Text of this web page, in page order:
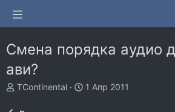
Смена порядка аудио
ави?
А
т
TContinental
Д1 Апр 2011